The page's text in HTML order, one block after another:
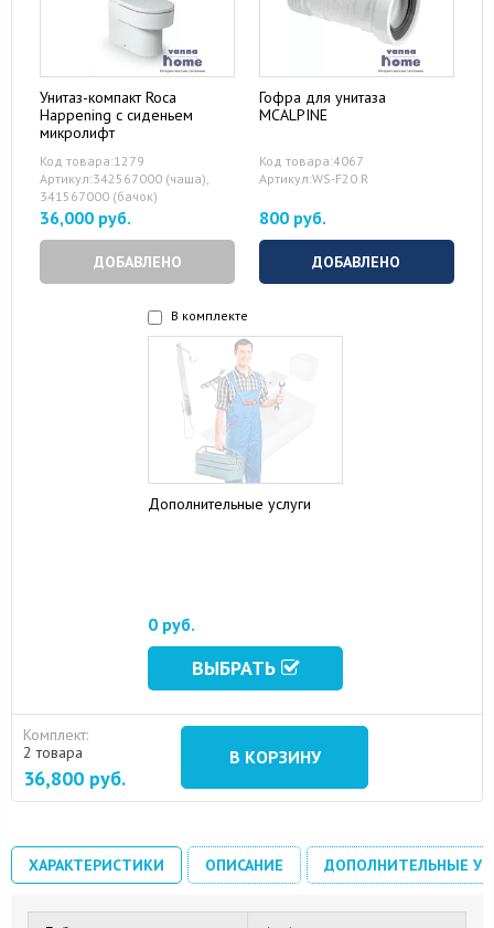
Унитаз-компакт Roca
Happening с сиденьем
микролифт
Код товара:1279
Артикул:342567000 (чаша),
341567000 (бачок)
36,000 руб.
ДОБАВЛЕНО
Гофра для унитаза
MCALPINE
Код товара:4067
Артикул:WS-F20 R
800 руб.
ДОБАВЛЕНО
В комплекте
Дополнительные услуги
0 руб.
ВЫБРАТЬ
Комплект:
2 товара
36,800 руб.
В КОРЗИНУ
ХАРАКТЕРИСТИКИ ОПИСАНИЕ ДОПОЛНИТЕЛЬНЫЕ